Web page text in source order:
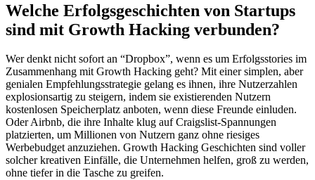
Welche Erfolgsgeschichten von Startups
sind mit Growth Hacking verbunden?
Wer denkt nicht sofort an “Dropbox”, wenn es um Erfolgsstories im
Zusammenhang mit Growth Hacking geht? Mit einer simplen, aber
genialen Empfehlungsstrategie gelang es ihnen, ihre Nutzerzahlen
explosionsartig zu steigern, indem sie existierenden Nutzern
kostenlosen Speicherplatz anboten, wenn diese Freunde einluden.
Oder Airbnb, die ihre Inhalte klug auf Craigslist-Spannungen
platzierten, um Millionen von Nutzern ganz ohne riesiges
Werbebudget anzuziehen. Growth Hacking Geschichten sind voller
solcher kreativen Einfälle, die Unternehmen helfen, groß zu werden,
ohne tiefer in die Tasche zu greifen.